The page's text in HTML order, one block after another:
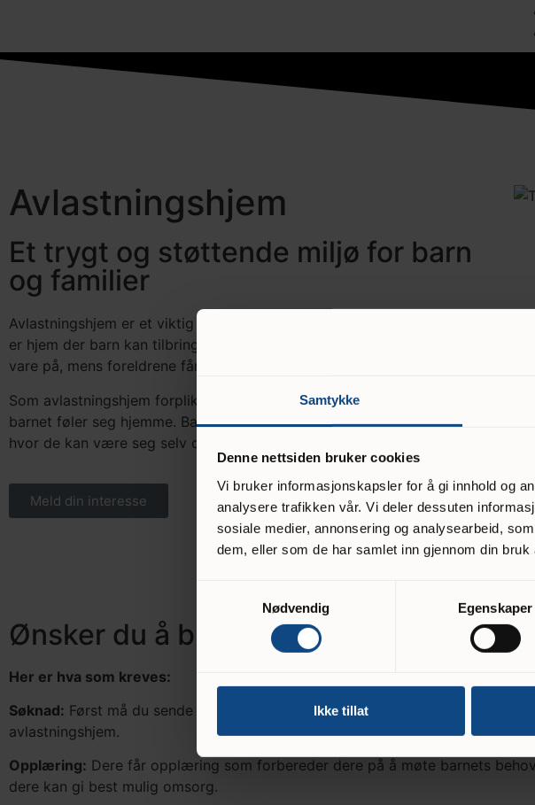
Samtykke
Denne nettsiden bruker cookies
Vi bruker informasjonskapsler for å gi innhold og
analysere trafikken vår. Vi deler dessuten
sosiale medier, annonsering og analysearbeid,
dem, eller som de har samlet inn gjennom din bruk
Nødvendig
Egenskaper
Ikke tillat
Avlastningshjem
Et trygt og støttende miljø for barn
og familier
Avlastningshjem er et viktig og meningsfylt omsorgstilbud for barn og
er hjem der barn kan tilbringe helger og noen ganger også deler av ferier. I
vare på, mens foreldrene får en velfortjent pause fra sine omsorgsoppgaver.
Som avlastningshjem forplikter man seg til å gi kontinuitet i barnets liv.
barnet føler seg hjemme. Barna som kommer til dere, kan bo hjemme eller i
hvor de kan være seg selv og delta i morsomme aktiviteter.
Meld din interesse
Ønsker du å bli avlastningshjem?
Her er hva som kreves:
Søknad: Først må du sende inn en søknad til kommunen eller en relevant
avlastningshjem.
Opplæring: Dere får opplæring som forbereder dere på å møte barnets
dere kan gi best mulig omsorg.